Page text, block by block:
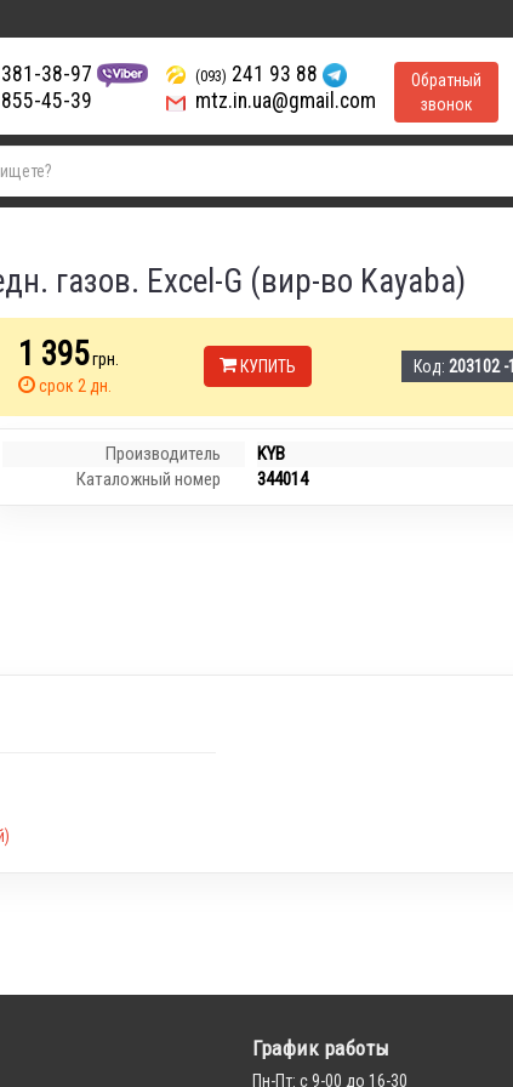
381-38-97
855-45-39
(093) 241 93 88
mtz.in.ua@gmail.com
Обратный
звонок
газов. Excel-G (вир-во Kayaba)
1 395грн.
срок 2 дн.
КУПИТЬ Код: 203102 -1
Производитель
KYB
Каталожный номер
344014
График работы
Пн-Пт: с 9-00 до 16-30